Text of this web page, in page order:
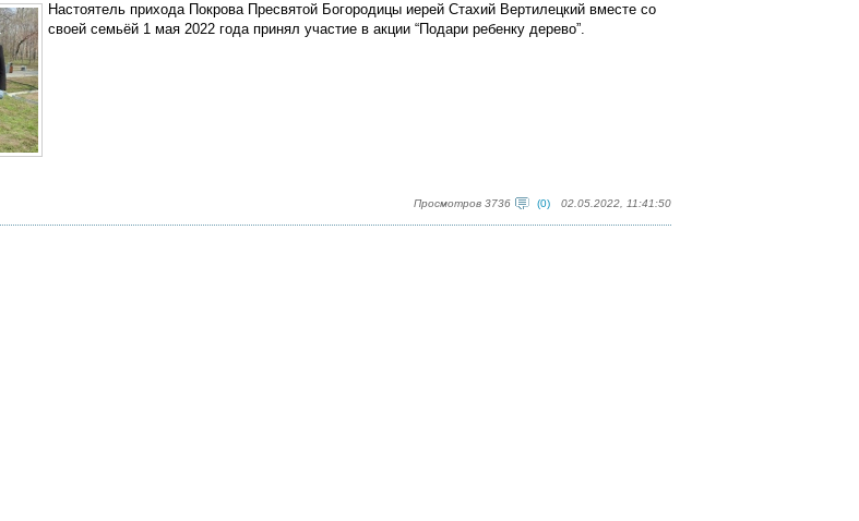
Настоятель прихода Покрова Пресвятой Богородицы иерей Стахий Вертилецкий вместе со
своей семьёй 1 мая 2022 года принял участие в акции “Подари ребенку дерево”.
Просмотров 3736 (0) 02.05.2022, 11:41:50